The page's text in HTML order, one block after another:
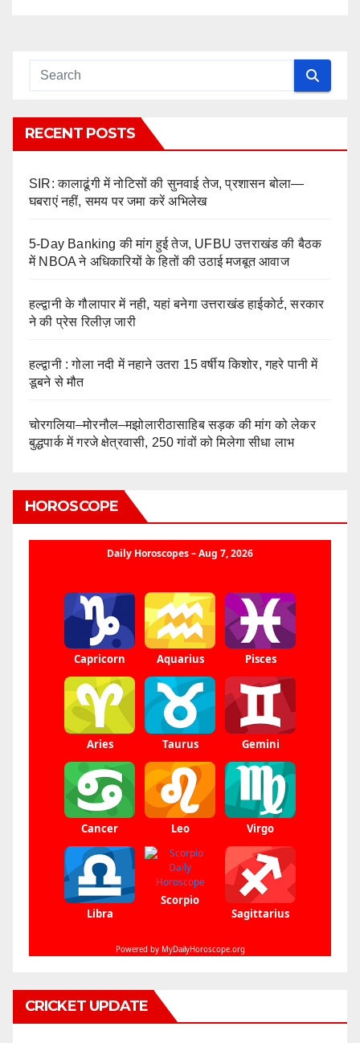
RECENT POSTS
SIR: कालाढूंगी में नोटिसों की सुनवाई तेज, प्रशासन बोला—
घबराएं नहीं, समय पर जमा करें अभिलेख
5-Day Banking की मांग हुई तेज, UFBU उत्तराखंड की बैठक
में NBOA ने अधिकारियों के हितों की उठाई मजबूत आवाज
हल्द्वानी के गौलापार में नही, यहां बनेगा उत्तराखंड हाईकोर्ट, सरकार
ने की प्रेस रिलीज़ जारी
हल्द्वानी : गोला नदी में नहाने उतरा 15 वर्षीय किशोर, गहरे पानी में
डूबने से मौत
चोरगलिया–मोरनौल–मझोलारीठासाहिब सड़क की मांग को लेकर
बुद्धपार्क में गरजे क्षेत्रवासी, 250 गांवों को मिलेगा सीधा लाभ
HOROSCOPE
CRICKET UPDATE